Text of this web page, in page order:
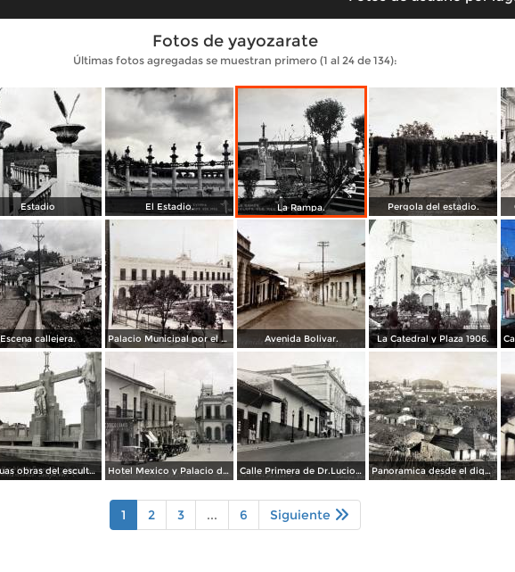
Fotos de yayozarate
Últimas fotos agregadas se muestran primero (1 al 24 de 134):
Estadio El Estadio. La Rampa. Pergola del estadio.
Escena callejera. Palacio Municipal por el Fotógrafo Abel Briquet. Avenida Bolivar. La Catedral y Plaza 1906.
Estatuas obras del escultor Jalapeno Enrrique Guerra. Hotel Mexico y Palacio de Justicia Xalapa Veracruz Calle Primera de Dr.Lucio Xalapa Veracruz Panoramica desde el dique Xalapa Veracruz.
1 2 3 ... 6 Siguiente